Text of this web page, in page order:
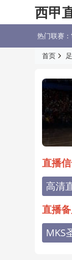
西甲
热门联赛：
首页
直播
高清
直播
MKS